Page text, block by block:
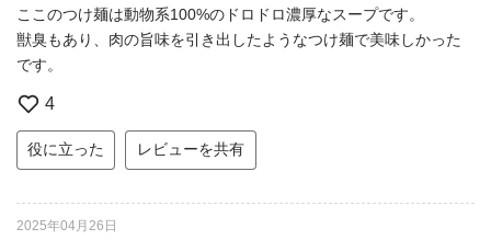
ここのつけ麺は動物系100%のドロドロ濃厚なスープです。
獣臭もあり、肉の旨味を引き出したようなつけ麺で美味しかった
です。
4
役に立った レビューを共有
2025年04月26日